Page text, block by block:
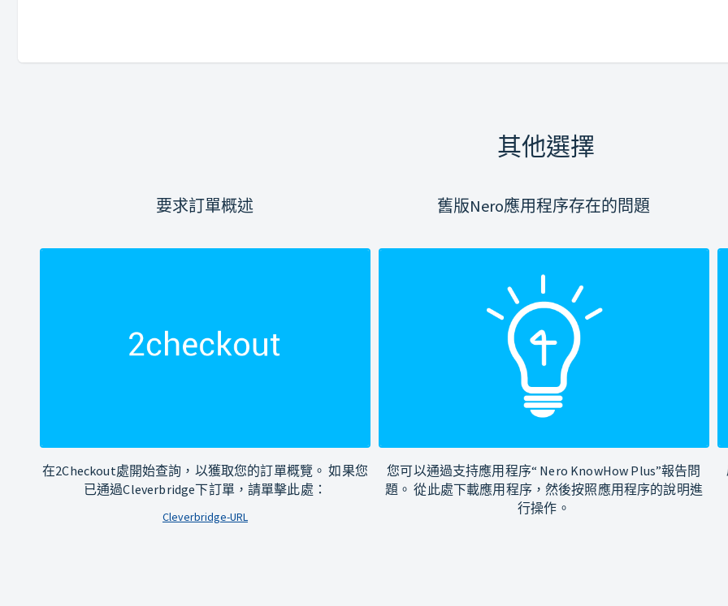
其他選擇
要求訂單概述
在2Checkout處開始查詢，以獲取您的訂單概覽。 如果您
已通過Cleverbridge下訂單，請單擊此處：
Cleverbridge-URL
舊版Nero應用程序存在的問題
您可以通過支持應用程序“ Nero KnowHow Plus”報告問
題。 從此處下載應用程序，然後按照應用程序的說明進
行操作。